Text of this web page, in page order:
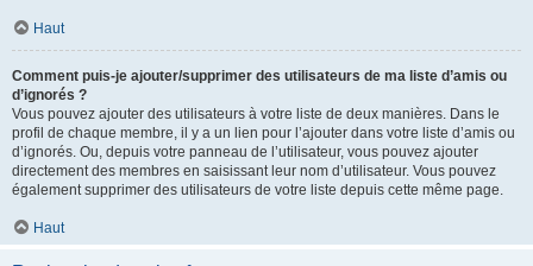
Haut
Comment puis-je ajouter/supprimer des utilisateurs de ma liste d’amis ou
d’ignorés ?
Vous pouvez ajouter des utilisateurs à votre liste de deux manières. Dans le
profil de chaque membre, il y a un lien pour l’ajouter dans votre liste d’amis ou
d’ignorés. Ou, depuis votre panneau de l’utilisateur, vous pouvez ajouter
directement des membres en saisissant leur nom d’utilisateur. Vous pouvez
également supprimer des utilisateurs de votre liste depuis cette même page.
Haut